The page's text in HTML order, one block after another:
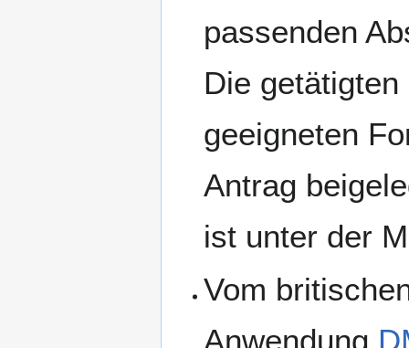
passenden
Die
geeigneten
Antrag
ist unter der
Vom
Anwendung